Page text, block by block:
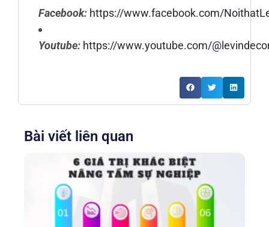
Facebook: https://www.facebook.com/
Youtube: https://www.youtube.com/
Bài viết liên quan